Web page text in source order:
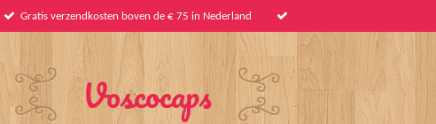
Gratis verzendkosten boven de € 75 in Nederland
Voscocaps